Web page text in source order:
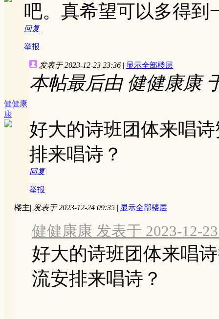
吧。真希望可以多得到
回复
举报
健健康
康
发表于 2023-12-23 23:36 | 显示全部楼层
本帖最后由 健健康康
好大的诗班团体来唱
排来唱诗？
回复
举报
楼主| 发表于 2023-12-24 09:35 | 显示全部楼层
健健康康 发表于 2023-12-
好大的诗班团体来唱
流安排来唱诗？